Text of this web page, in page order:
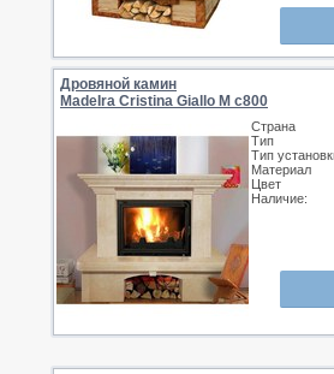
Дровяной камин
MadeIra Cristina Giallo М с800
Страна
Тип
Тип
Материал
Цвет
Наличие: